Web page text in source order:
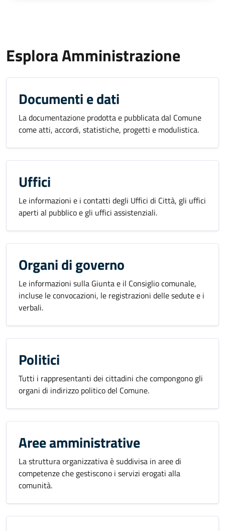
Esplora Amministrazione
Documenti e dati
La documentazione prodotta e pubblicata dal Comune
come atti, accordi, statistiche, progetti e modulistica.
Uffici
Le informazioni e i contatti degli Uffici di Città, gli uffici
aperti al pubblico e gli uffici assistenziali.
Organi di governo
Le informazioni sulla Giunta e il Consiglio comunale,
incluse le convocazioni, le registrazioni delle sedute e i
verbali.
Politici
Tutti i rappresentanti dei cittadini che compongono gli
organi di indirizzo politico del Comune.
Aree amministrative
La struttura organizzativa è suddivisa in aree di
competenze che gestiscono i servizi erogati alla
comunità.